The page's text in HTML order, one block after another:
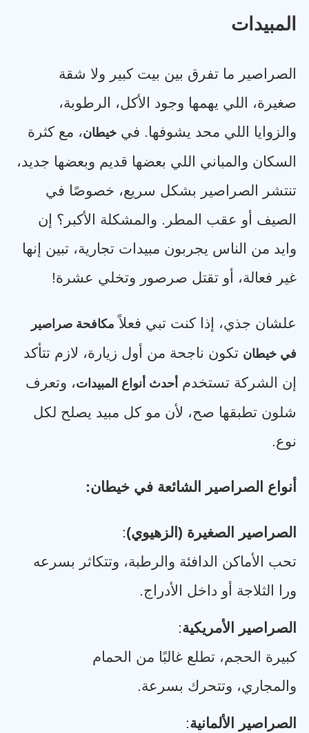
المبيدات
الصراصير ما تفرق بين بيت كبير ولا شقة
صغيرة، اللي يهمها وجود الأكل، الرطوبة،
والزوايا اللي محد يشوفها. في خيطان، مع كثرة
السكان والمباني اللي بعضها قديم وبعضها جديد،
تنتشر الصراصير بشكل سريع، خصوصًا في
الصيف أو عقب المطر. والمشكلة الأكبر؟ إن
وايد من الناس يجربون مبيدات تجارية، تبين إنها
غير فعالة، أو تقتل صرصور وتخلي عشرة!
علشان جذي، إذا كنت تبي فعلاً مكافحة صراصير
في خيطان تكون ناجحة من أول زيارة، لازم تتأكد
إن الشركة تستخدم أحدث أنواع المبيدات، وتعرف
شلون تطبقها صح، لأن مو كل مبيد يصلح لكل
نوع.
أنواع الصراصير الشائعة في خيطان:
الصراصير الصغيرة (الزهيوي):
تحب الأماكن الدافئة والرطبة، وتتكاثر بسرعه
ورا الثلاجة أو داخل الأدراج.
الصراصير الأمريكية:
كبيرة الحجم، تطلع غالبًا من الحمام
والمجاري، وتتحرك بسرعة.
الصراصير الألمانية: